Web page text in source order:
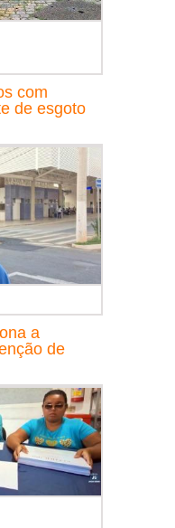
com
de esgoto
a
de